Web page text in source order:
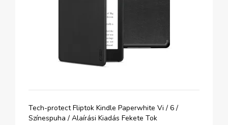
Tech-protect Fliptok Kindle Paperwhite Vi / 6 /
Színespuha / Alaírási Kiadás Fekete Tok